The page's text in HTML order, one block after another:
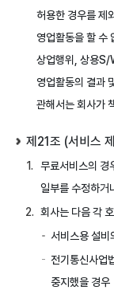
허용한 경우를 제
영업활동을 할 수
상업행위, 상용S/
영업활동의 결과
관해서는 회사가
제21조 (서비스
무료서비스의 경
일부를 수정하거
회사는 다음 각
서비스용 설비
전기통신사업
중지했을 경우